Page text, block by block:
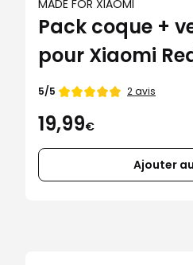
MADE FOR XIAOMI
Pack coque +
pour Xiaomi
Note
5/5 2 avis
19,99€
Ajouter